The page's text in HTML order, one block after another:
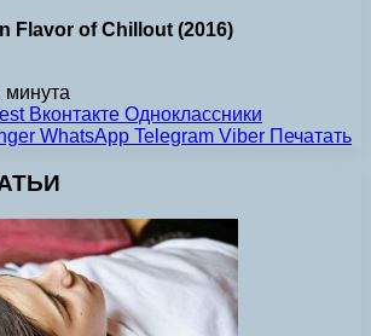
Flavor of Chillout (2016)
минута
Вконтакте Одноклассники
WhatsApp Telegram Viber Печатать